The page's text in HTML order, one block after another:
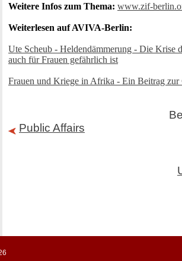
Weitere Infos zum Thema: www.zif-
Weiterlesen auf AVIVA-Berlin:
Ute Scheub - Heldendämmerung - Die Krise
auch für Frauen gefährlich ist
Frauen und Kriege in Afrika - Ein Beitrag zur
Public Affairs